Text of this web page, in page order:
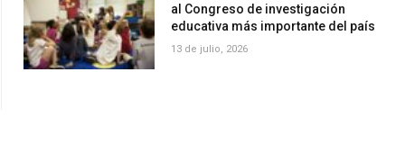
al Congreso de investigación
educativa más importante del país
13 de julio, 2026